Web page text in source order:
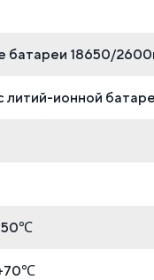
батареи 18650/
литий-ионной